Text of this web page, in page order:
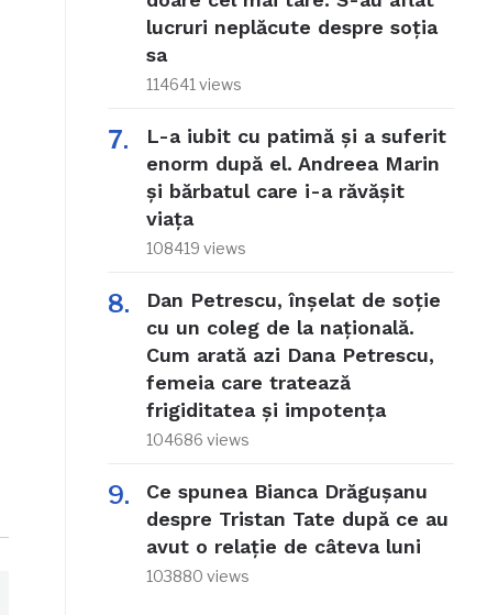
lucruri neplăcute despre soția
sa
114641 views
L-a iubit cu patimă și a suferit
enorm după el. Andreea Marin
și bărbatul care i-a răvășit
viața
108419 views
Dan Petrescu, înșelat de soție
cu un coleg de la națională.
Cum arată azi Dana Petrescu,
femeia care tratează
frigiditatea și impotența
104686 views
Ce spunea Bianca Drăgușanu
despre Tristan Tate după ce au
avut o relație de câteva luni
103880 views